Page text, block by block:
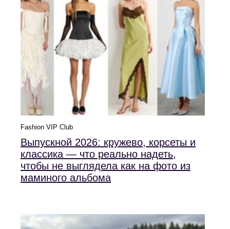
Fashion VIP Club
Выпускной 2026: кружево, корсеты и
классика — что реально надеть,
чтобы не выглядела как на фото из
маминого альбома